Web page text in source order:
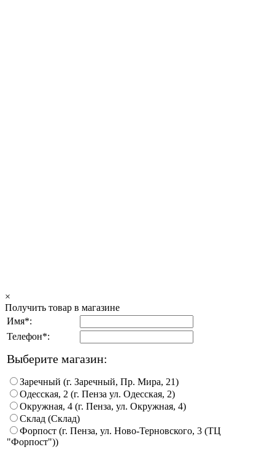
×
Получить товар в магазине
Имя*:
Телефон*:
Выберите магазин:
Заречный (г. Заречный, Пр. Мира, 21)
Одесская, 2 (г. Пенза ул. Одесская, 2)
Окружная, 4 (г. Пенза, ул. Окружная, 4)
Склад (Склад)
Форпост (г. Пенза, ул. Ново-Терновского, 3 (ТЦ
"Форпост"))